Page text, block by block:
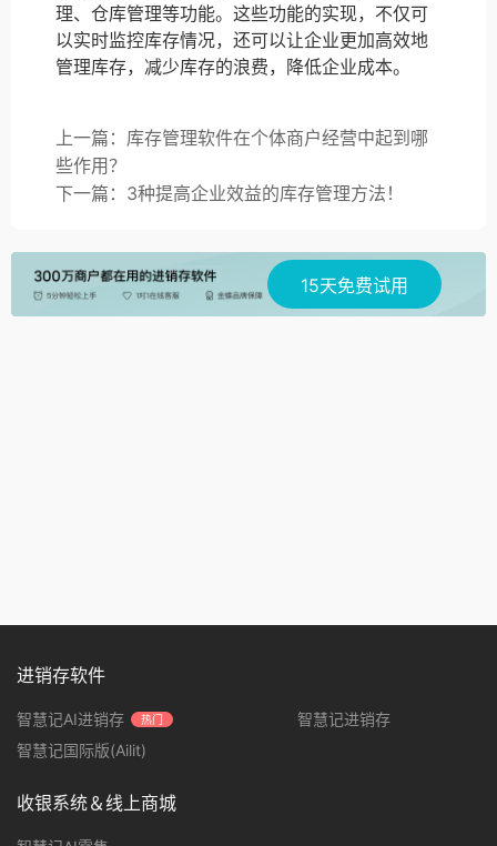
理、仓库管理等功能。这些功能的实现，不仅可
以实时监控库存情况，还可以让企业更加高效地
管理库存，减少库存的浪费，降低企业成本。
上一篇：库存管理软件在个体商户经营中起到哪
些作用？
下一篇：3种提高企业效益的库存管理方法！
15天免费试用
进销存软件
智慧记AI进销存 热门
智慧记进销存
智慧记国际版(Ailit)
收银系统＆线上商城